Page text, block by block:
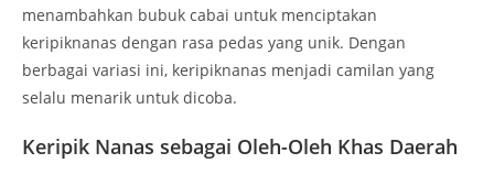
menambahkan bubuk cabai untuk menciptakan
keripiknanas dengan rasa pedas yang unik. Dengan
berbagai variasi ini, keripiknanas menjadi camilan yang
selalu menarik untuk dicoba.
Keripik Nanas sebagai Oleh-Oleh Khas Daerah